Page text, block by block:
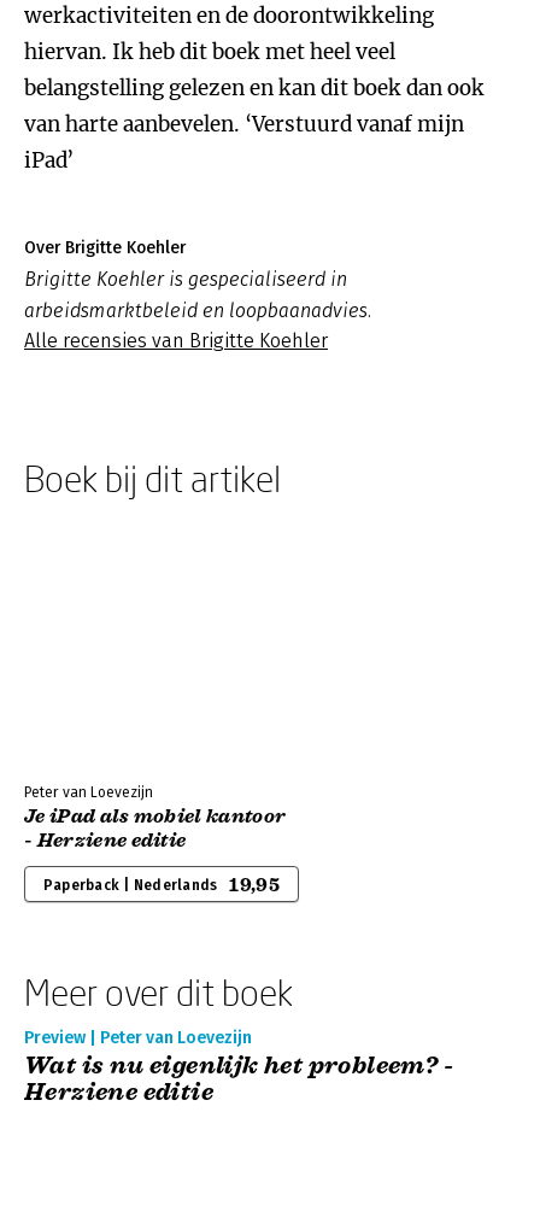
werkactiviteiten en de doorontwikkeling
hiervan. Ik heb dit boek met heel veel
belangstelling gelezen en kan dit boek dan ook
van harte aanbevelen. ‘Verstuurd vanaf mijn
iPad’
Over Brigitte Koehler
Brigitte Koehler is gespecialiseerd in
arbeidsmarktbeleid en loopbaanadvies.
Alle recensies van Brigitte Koehler
Boek bij dit artikel
Peter van Loevezijn
Je iPad als mobiel kantoor
- Herziene editie
Paperback | Nederlands 19,95
Meer over dit boek
Preview | Peter van Loevezijn
Wat is nu eigenlijk het probleem? -
Herziene editie